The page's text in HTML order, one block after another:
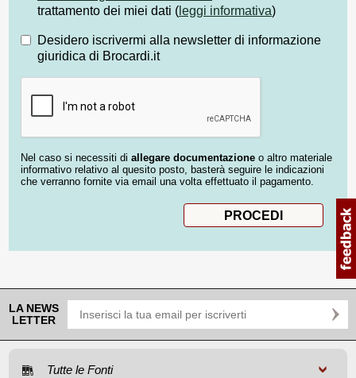
trattamento dei miei dati ( leggi informativa)
Desidero iscrivermi alla newsletter di informazione
giuridica di Brocardi.it
Nel caso si necessiti di allegare documentazione o altro materiale
informativo relativo al quesito posto, basterà seguire le indicazioni
che verranno fornite via email una volta effettuato il pagamento.
LA NEWS
LETTER
Tutte le Fonti